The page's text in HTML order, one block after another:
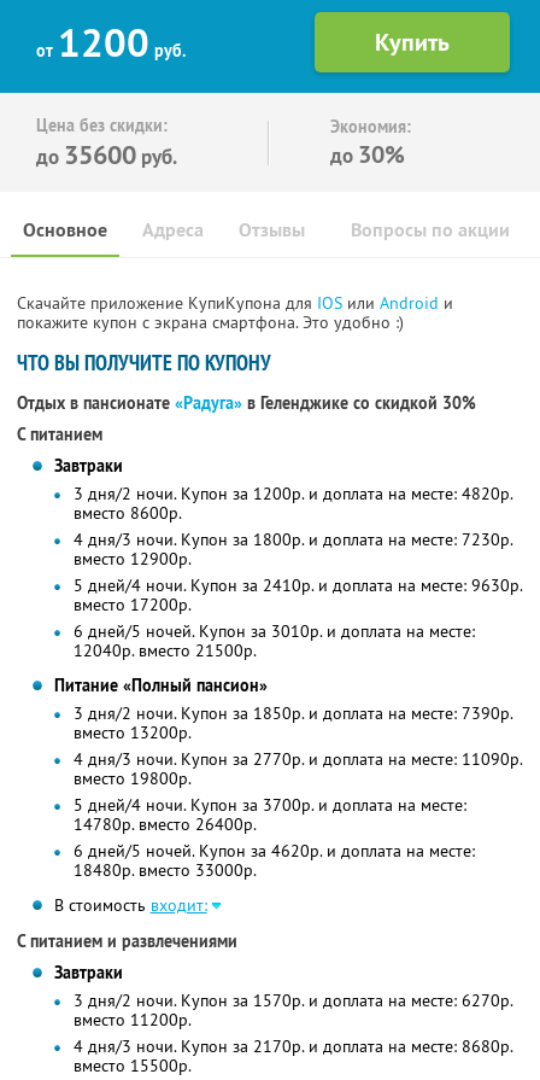
от 1200 руб.
Цена без скидки:
до 35600 руб.
Экономия:
до 30%
Основное Отзывы Вопросы по акции
Адреса
Скачайте приложение КупиКупона для IOS или Android и
покажите купон с экрана смартфона. Это удобно :)
ЧТО ВЫ ПОЛУЧИТЕ ПО КУПОНУ
Отдых в пансионате «Радуга» в Геленджике со скидкой 30%
С питанием
Завтраки
3 дня/2 ночи. Купон за 1200р. и доплата на месте: 4820р.
вместо 8600р.
4 дня/3 ночи. Купон за 1800р. и доплата на месте: 7230р.
вместо 12900р.
5 дней/4 ночи. Купон за 2410р. и доплата на месте: 9630р.
вместо 17200р.
6 дней/5 ночей. Купон за 3010р. и доплата на месте:
12040р. вместо 21500р.
Питание «Полный пансион»
3 дня/2 ночи. Купон за 1850р. и доплата на месте: 7390р.
вместо 13200р.
4 дня/3 ночи. Купон за 2770р. и доплата на месте: 11090р.
вместо 19800р.
5 дней/4 ночи. Купон за 3700р. и доплата на месте:
14780р. вместо 26400р.
6 дней/5 ночей. Купон за 4620р. и доплата на месте:
18480р. вместо 33000р.
В стоимость входит:
С питанием и развлечениями
Завтраки
3 дня/2 ночи. Купон за 1570р. и доплата на месте: 6270р.
вместо 11200р.
4 дня/3 ночи. Купон за 2170р. и доплата на месте: 8680р.
вместо 15500р.